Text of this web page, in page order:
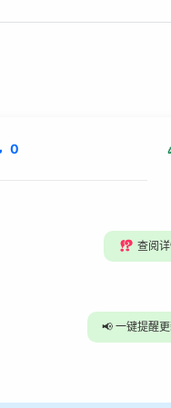
0
⁉️ 查阅
📢 一键提醒